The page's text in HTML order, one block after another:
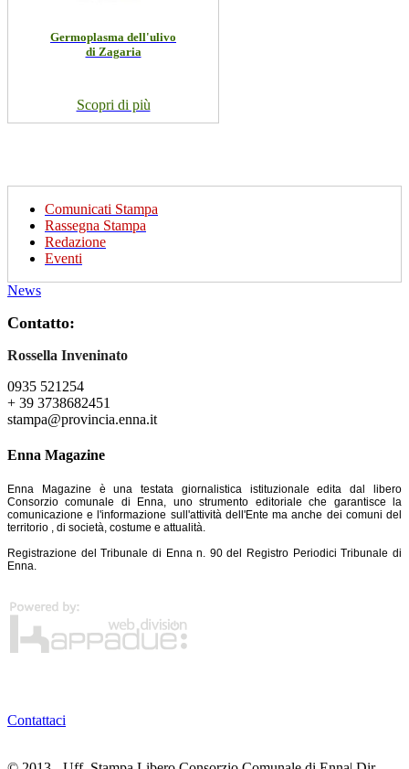
Germoplasma dell'ulivo
di Zagaria
Scopri di più
Comunicati Stampa
Rassegna Stampa
Redazione
Eventi
News
Contatto:
Rossella Inveninato
0935 521254
+ 39 3738682451
stampa@provincia.enna.it
Enna Magazine
Enna Magazine è una testata giornalistica istituzionale edita dal libero
Consorzio comunale di Enna, uno strumento editoriale che garantisce la
comunicazione e l'informazione sull'attività dell'Ente ma anche dei comuni del
territorio , di società, costume e attualità.
Registrazione del Tribunale di Enna n. 90 del Registro Periodici Tribunale di
Enna.
Contattaci